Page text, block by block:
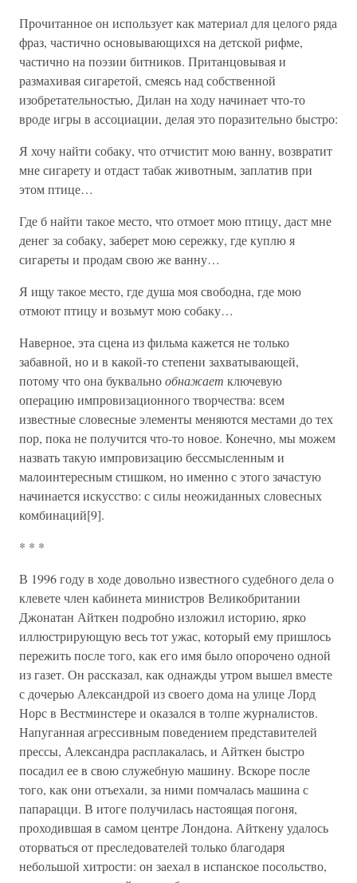
Прочитанное он использует как материал для целого ряда
фраз, частично основывающихся на детской рифме,
частично на поэзии битников. Пританцовывая и
размахивая сигаретой, смеясь над собственной
изобретательностью, Дилан на ходу начинает что-то
вроде игры в ассоциации, делая это поразительно быстро:
Я хочу найти собаку, что отчистит мою ванну, возвратит
мне сигарету и отдаст табак животным, заплатив при
этом птице…
Где б найти такое место, что отмоет мою птицу, даст мне
денег за собаку, заберет мою сережку, где куплю я
сигареты и продам свою же ванну…
Я ищу такое место, где душа моя свободна, где мою
отмоют птицу и возьмут мою собаку…
Наверное, эта сцена из фильма кажется не только
забавной, но и в какой-то степени захватывающей,
потому что она буквальнообнажает ключевую
операцию импровизационного творчества: всем
известные словесные элементы меняются местами до тех
пор, пока не получится что-то новое. Конечно, мы можем
назвать такую импровизацию бессмысленным и
малоинтересным стишком, но именно с этого зачастую
начинается искусство: с силы неожиданных словесных
комбинаций[9].
* * *
В 1996 году в ходе довольно известного судебного дела о
клевете член кабинета министров Великобритании
Джонатан Айткен подробно изложил историю, ярко
иллюстрирующую весь тот ужас, который ему пришлось
пережить после того, как его имя было опорочено одной
из газет. Он рассказал, как однажды утром вышел вместе
с дочерью Александрой из своего дома на улице Лорд
Норс в Вестминстере и оказался в толпе журналистов.
Напуганная агрессивным поведением представителей
прессы, Александра расплакалась, и Айткен быстро
посадил ее в свою служебную машину. Вскоре после
того, как они отъехали, за ними помчалась машина с
папарацци. В итоге получилась настоящая погоня,
проходившая в самом центре Лондона. Айткену удалось
оторваться от преследователей только благодаря
небольшой хитрости: он заехал в испанское посольство,